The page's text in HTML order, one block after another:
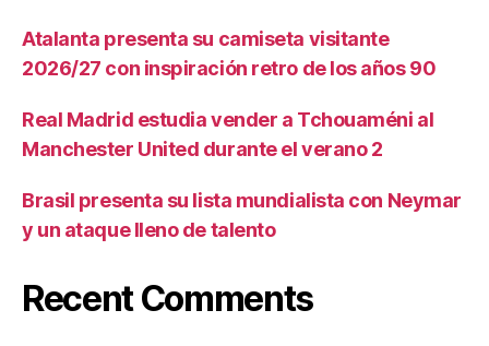
Atalanta presenta su camiseta visitante
2026/27 con inspiración retro de los años 90
Real Madrid estudia vender a Tchouaméni al
Manchester United durante el verano 2
Brasil presenta su lista mundialista con Neymar
y un ataque lleno de talento
Recent Comments